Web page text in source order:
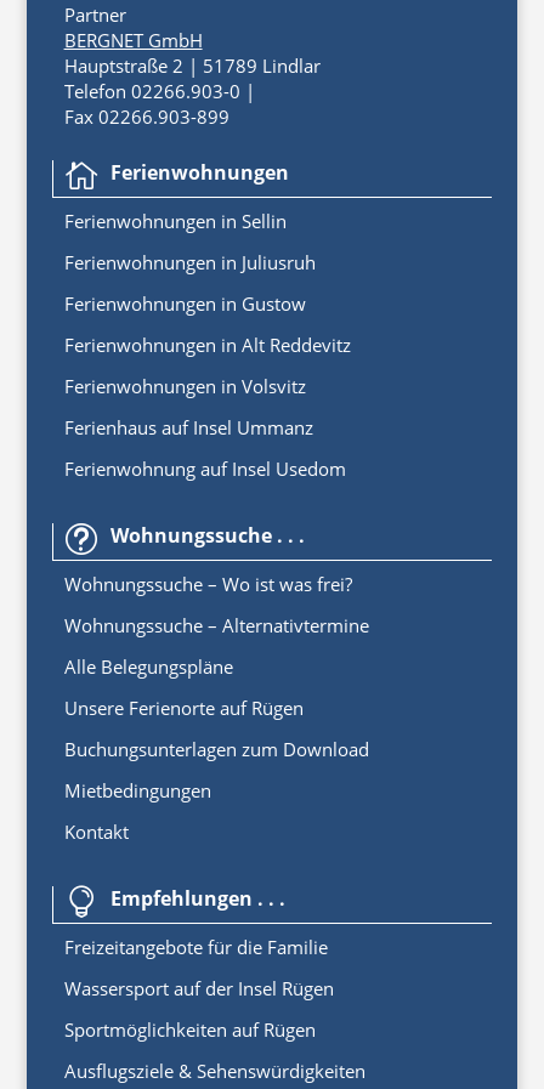
Partner
BERGNET GmbH
Hauptstraße 2 | 51789 Lindlar
Telefon 02266.903-0 |
Fax 02266.903-899
 Ferienwohnungen
Ferienwohnungen in Sellin
Ferienwohnungen in Juliusruh
Ferienwohnungen in Gustow
Ferienwohnungen in Alt Reddevitz
Ferienwohnungen in Volsvitz
Ferienhaus auf Insel Ummanz
Ferienwohnung auf Insel Usedom
t Wohnungssuche . . .
Wohnungssuche – Wo ist was frei?
Wohnungssuche – Alternativtermine
Alle Belegungspläne
Unsere Ferienorte auf Rügen
Buchungsunterlagen zum Download
Mietbedingungen
Kontakt
 Empfehlungen . . .
Freizeitangebote für die Familie
Wassersport auf der Insel Rügen
Sportmöglichkeiten auf Rügen
Ausflugsziele & Sehenswürdigkeiten